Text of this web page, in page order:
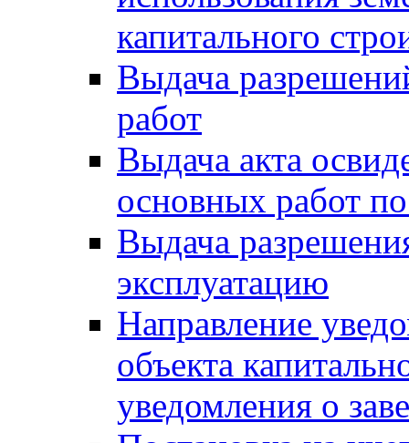
капитального
Выдача
работ
Выдача акта
основных работ
Выдача
эксплуатацию
Направление
объекта
уведомления о